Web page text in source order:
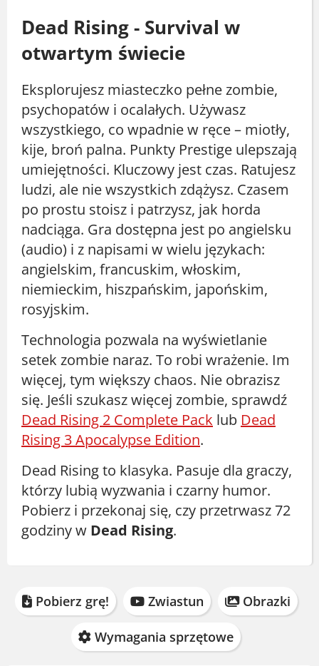
Dead Rising - Survival w
otwartym świecie
Eksplorujesz miasteczko pełne zombie,
psychopatów i ocalałych. Używasz
wszystkiego, co wpadnie w ręce – miotły,
kije, broń palna. Punkty Prestige ulepszają
umiejętności. Kluczowy jest czas. Ratujesz
ludzi, ale nie wszystkich zdążysz. Czasem
po prostu stoisz i patrzysz, jak horda
nadciąga. Gra dostępna jest po angielsku
(audio) i z napisami w wielu językach:
angielskim, francuskim, włoskim,
niemieckim, hiszpańskim, japońskim,
rosyjskim.
Technologia pozwala na wyświetlanie
setek zombie naraz. To robi wrażenie. Im
więcej, tym większy chaos. Nie obrazisz
się. Jeśli szukasz więcej zombie, sprawdź
Dead Rising 2 Complete Pack lub Dead
Rising 3 Apocalypse Edition.
Dead Rising to klasyka. Pasuje dla graczy,
którzy lubią wyzwania i czarny humor.
Pobierz i przekonaj się, czy przetrwasz 72
godziny w Dead Rising.
Pobierz grę! Zwiastun Obrazki
Wymagania sprzętowe